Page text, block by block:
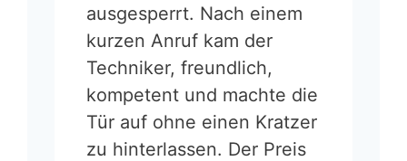
ausgesperrt. Nach einem
kurzen Anruf kam der
Techniker, freundlich,
kompetent und machte die
Tür auf ohne einen Kratzer
zu hinterlassen. Der Preis